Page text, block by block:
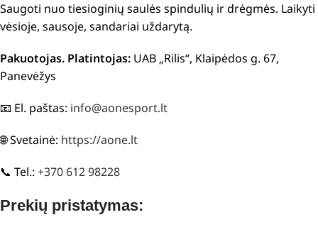
Saugoti nuo tiesioginių saulės spindulių ir drėgmės. Laikyti
vėsioje, sausoje, sandariai uždarytą.
Pakuotojas. Platintojas: UAB „Rilis“, Klaipėdos g. 67,
Panevėžys
📧 El. paštas: info@aonesport.lt
🌐 Svetainė: https://aone.lt
📞 Tel.: +370 612 98228
Prekių pristatymas: